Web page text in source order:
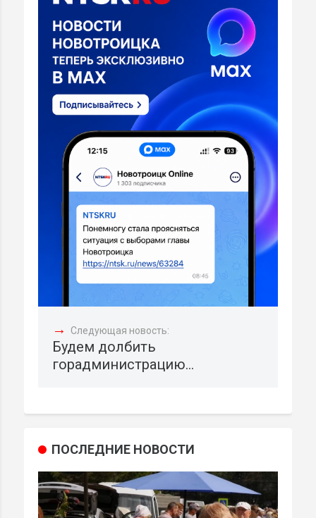
→ Следующая новость:
Будем долбить
горадминистрацию...
ПОСЛЕДНИЕ НОВОСТИ